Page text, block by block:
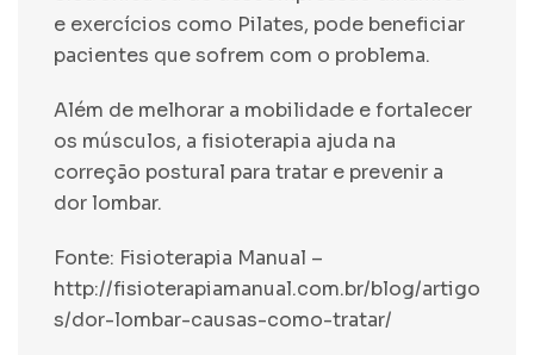
e exercícios como Pilates, pode beneficiar
pacientes que sofrem com o problema.
Além de melhorar a mobilidade e fortalecer
os músculos, a fisioterapia ajuda na
correção postural para tratar e prevenir a
dor lombar.
Fonte: Fisioterapia Manual –
http://fisioterapiamanual.com.br/blog/artigo
s/dor-lombar-causas-como-tratar/